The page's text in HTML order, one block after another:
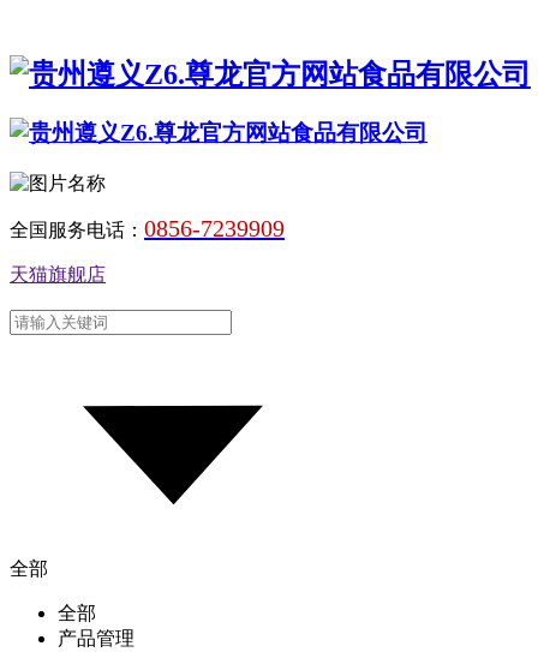
全国服务电话： 0856-7239909
天猫旗舰店
全部
全部
产品管理